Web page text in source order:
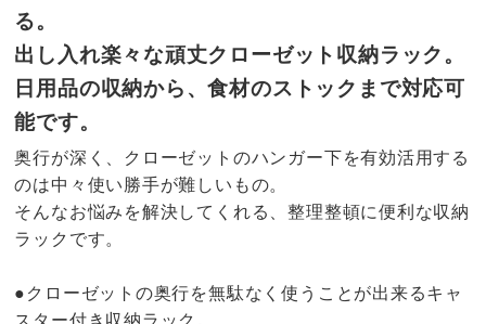
る。
出し入れ楽々な頑丈クローゼット収納ラック。
日用品の収納から、食材のストックまで対応可
能です。
奥行が深く、クローゼットのハンガー下を有効活用する
のは中々使い勝手が難しいもの。
そんなお悩みを解決してくれる、整理整頓に便利な収納
ラックです。
●クローゼットの奥行を無駄なく使うことが出来るキャ